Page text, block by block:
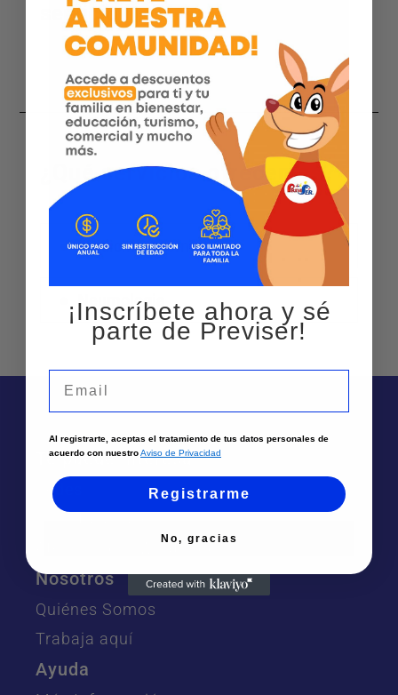
servicio
¿Qué servicios ofrecemos?
Medicina interna
Neumologia
Te puede interesar
Sedes
Atención por Whatsapp
Nosotros
Quiénes Somos
Trabaja aquí
Ayuda
¡Inscríbete ahora y sé
parte de Previser!
Al registrarte, aceptas el tratamiento de tus datos personales de
acuerdo con nuestroAviso de Privacidad
Registrarme
No, gracias